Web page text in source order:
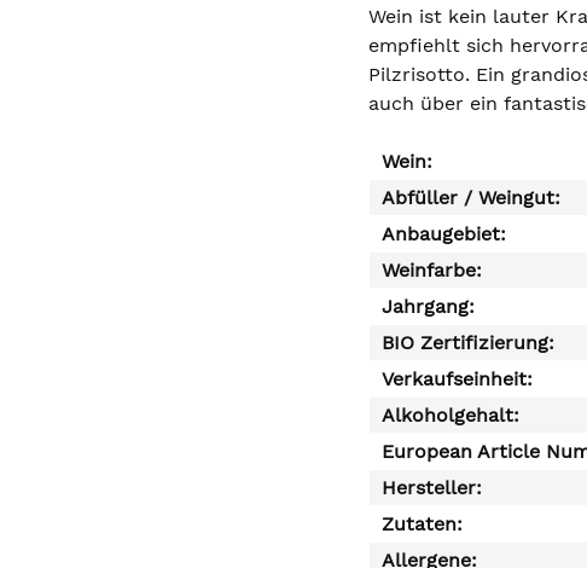
Wein ist kein lauter
empfiehlt sich
Pilzrisotto. Ein
auch über ein
Wein:
Abfüller / Weingut:
Anbaugebiet:
Weinfarbe:
Jahrgang:
BIO Zertifizierung:
Verkaufseinheit:
Alkoholgehalt:
European Article
Hersteller:
Zutaten:
Allergene: